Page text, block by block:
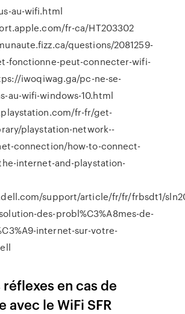
au-wifi.html
fr-ca/HT203302
questions/2081259-
fonctionne-peut-connecter-wifi-
iwoqiwag.ga/pc-ne-se-
au-wifi-windows-10.html
fr-fr/get-
playstation-network--
connection/how-to-connect-
internet-and-playstation-
support/article/fr/fr/frbsdt1/
des-probl%C3%A8mes-de-
internet-sur-votre-
réflexes en cas de
avec le WiFi SFR